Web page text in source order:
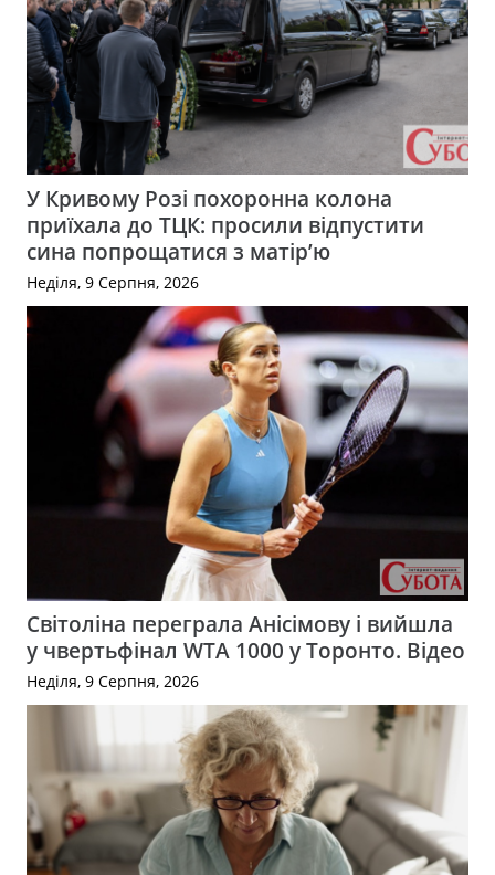
У Кривому Розі похоронна колона
приїхала до ТЦК: просили відпустити
сина попрощатися з матір’ю
Неділя, 9 Серпня, 2026
Світоліна переграла Анісімову і вийшла
у чвертьфінал WTA 1000 у Торонто. Відео
Неділя, 9 Серпня, 2026